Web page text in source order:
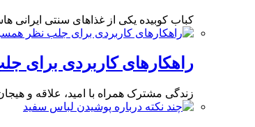
کباب کوبیده یکی از غذاهای سنتی ایرانی هاست که 4 نوع اصلی دارد؛ کباب
راهکارهای کاربردی برای
زندگی مشترک همراه با امید، علاقه و